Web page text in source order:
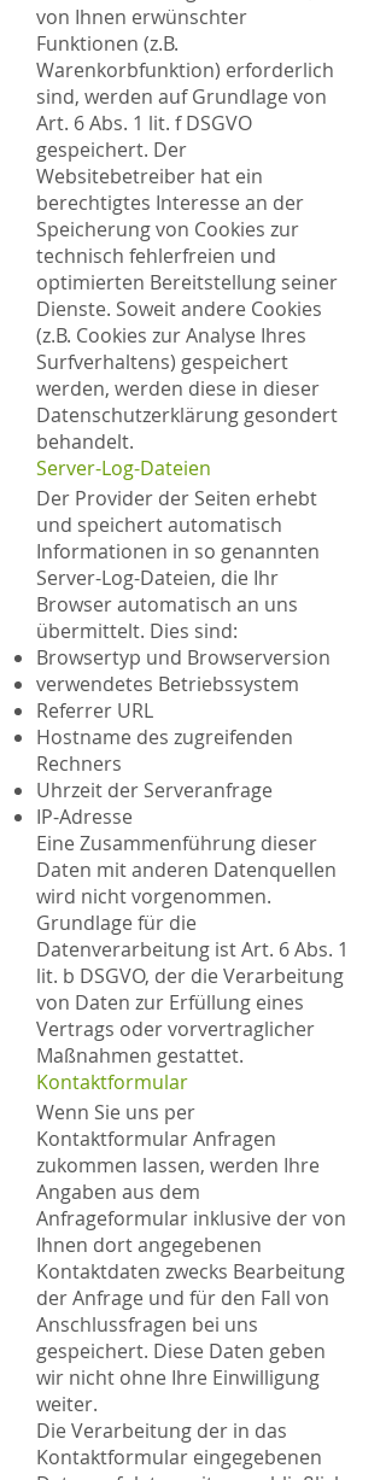
von Ihnen erwünschter
Funktionen (z.B.
Warenkorbfunktion) erforderlich
sind, werden auf Grundlage von
Art. 6 Abs. 1 lit. f DSGVO
gespeichert. Der
Websitebetreiber hat ein
berechtigtes Interesse an der
Speicherung von Cookies zur
technisch fehlerfreien und
optimierten Bereitstellung seiner
Dienste. Soweit andere Cookies
(z.B. Cookies zur Analyse Ihres
Surfverhaltens) gespeichert
werden, werden diese in dieser
Datenschutzerklärung gesondert
behandelt.
Server-Log-Dateien
Der Provider der Seiten erhebt
und speichert automatisch
Informationen in so genannten
Server-Log-Dateien, die Ihr
Browser automatisch an uns
übermittelt. Dies sind:
Browsertyp und Browserversion
verwendetes Betriebssystem
Referrer URL
Hostname des zugreifenden
Rechners
Uhrzeit der Serveranfrage
IP-Adresse
Eine Zusammenführung dieser
Daten mit anderen Datenquellen
wird nicht vorgenommen.
Grundlage für die
Datenverarbeitung ist Art. 6 Abs. 1
lit. b DSGVO, der die Verarbeitung
von Daten zur Erfüllung eines
Vertrags oder vorvertraglicher
Maßnahmen gestattet.
Kontaktformular
Wenn Sie uns per
Kontaktformular Anfragen
zukommen lassen, werden Ihre
Angaben aus dem
Anfrageformular inklusive der von
Ihnen dort angegebenen
Kontaktdaten zwecks Bearbeitung
der Anfrage und für den Fall von
Anschlussfragen bei uns
gespeichert. Diese Daten geben
wir nicht ohne Ihre Einwilligung
weiter.
Die Verarbeitung der in das
Kontaktformular eingegebenen